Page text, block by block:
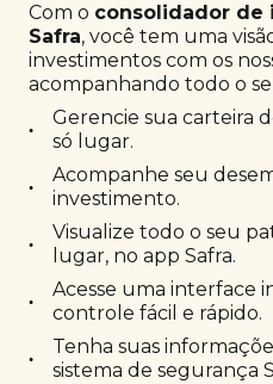
Com o consolidador de
Safra, você tem uma
investimentos com os
acompanhando todo o
•
Gerencie sua carteira
só lugar.
•
Acompanhe seu
investimento.
•
Visualize todo o seu
lugar, no app Safra.
•
Acesse uma interface
controle fácil e rápido.
•
Tenha suas
sistema de segurança